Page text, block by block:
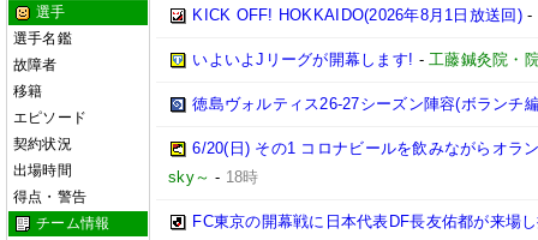
選手
選手名鑑
故障者
移籍
エピソード
契約状況
出場時間
得点・警告
チーム情報
KICK OFF! HOKKAIDO(2026年8月1日放送回)-
いよいよJリーグが開幕します! -工藤鍼灸院・
徳島ヴォルティス26-27シーズン陣容(ボランチ
6/20(日) その1 コロナビールを飲みながらオラ
sky～ - 18時
FC東京の開幕戦に日本代表DF長友佑都が来場